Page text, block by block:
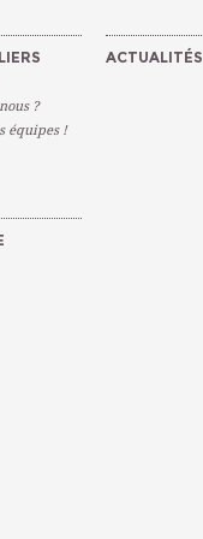
?
équipes !
ACTUALITÉS